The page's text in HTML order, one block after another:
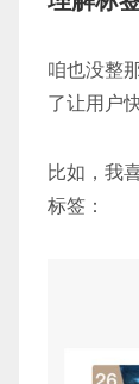
咱也没整
了让用户
比如，我
标签：